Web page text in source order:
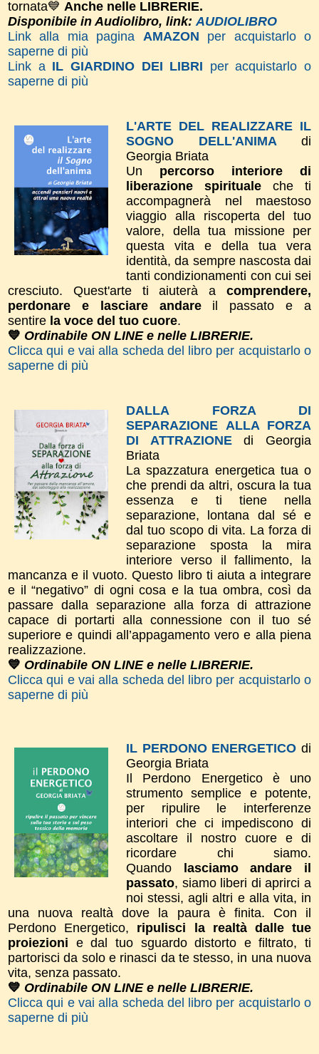
tornata💙 Anche nelle LIBRERIE.
Disponibile in Audiolibro, link: AUDIOLIBRO
Link alla mia pagina AMAZON per acquistarlo o
saperne di più
Link a IL GIARDINO DEI LIBRI per acquistarlo o
saperne di più
L'ARTE DEL REALIZZARE IL
SOGNO DELL'ANIMA
di
Georgia Briata
Un percorso interiore di
liberazione spirituale che ti
accompagnerà nel maestoso
viaggio alla riscoperta del tuo
valore, della tua missione per
questa vita e della tua vera
identità, da sempre nascosta dai
tanti condizionamenti con cui sei
cresciuto. Quest'arte ti aiuterà a comprendere,
perdonare e lasciare andareil passato e a
sentire la voce del tuo cuore.
💙 Ordinabile ON LINE e nelle LIBRERIE.
Clicca qui e vai alla scheda del libro per acquistarlo o
saperne di più
DALLA FORZA DI
SEPARAZIONE ALLA FORZA
DI ATTRAZIONE
di Georgia
Briata
La spazzatura energetica tua o
che prendi da altri, oscura la tua
essenza e ti tiene nella
separazione, lontana dal sé e
dal tuo scopo di vita. La forza di
separazione sposta la mira
interiore verso il fallimento, la
mancanza e il vuoto. Questo libro ti aiuta a integrare
e il “negativo” di ogni cosa e la tua ombra, così da
passare dalla separazione alla forza di attrazione
capace di portarti alla connessione con il tuo sé
superiore e quindi all’appagamento vero e alla piena
realizzazione.
💙 Ordinabile ON LINE e nelle LIBRERIE.
Clicca qui e vai alla scheda del libro per acquistarlo o
saperne di più
IL PERDONO ENERGETICO di
Georgia Briata
Il Perdono Energetico è uno
strumento semplice e potente,
per ripulire le interferenze
interiori che ci impediscono di
ascoltare il nostro cuore e di
ricordare chi siamo.
Quando lasciamo andare il
passato, siamo liberi di aprirci a
noi stessi, agli altri e alla vita, in
una nuova realtà dove la paura è finita. ​Con il
Perdono Energetico, ripulisci la realtà dalle tue
proiezioni e dal tuo sguardo distorto e filtrato, ti
partorisci da solo e rinasci da te stesso, in una nuova
vita, senza passato.
💙 Ordinabile ON LINE e nelle LIBRERIE.
Clicca qui e vai alla scheda del libro per acquistarlo o
saperne di più